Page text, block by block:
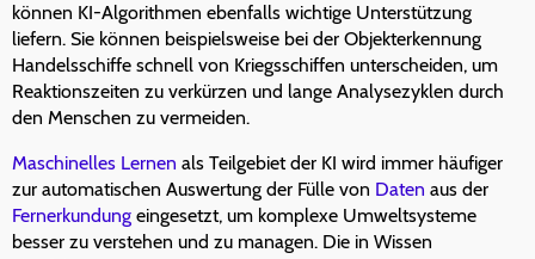
können KI-Algorithmen ebenfalls wichtige Unterstützung
liefern. Sie können beispielsweise bei der Objekterkennung
Handelsschiffe schnell von Kriegsschiffen unterscheiden, um
Reaktionszeiten zu verkürzen und lange Analysezyklen durch
den Menschen zu vermeiden.
Maschinelles Lernen als Teilgebiet der KI wird immer häufiger
zur automatischen Auswertung der Fülle von Daten aus der
Fernerkundung eingesetzt, um komplexe Umweltsysteme
besser zu verstehen und zu managen. Die in Wissen